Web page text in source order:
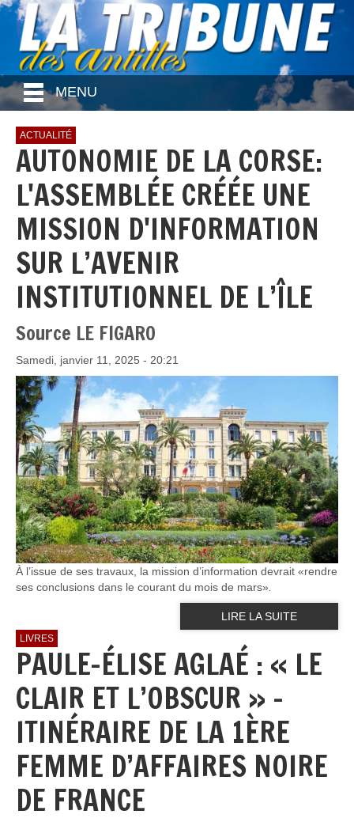
MENU
ACTUALITÉ
AUTONOMIE DE LA CORSE:
L'ASSEMBLÉE CRÉÉE UNE
MISSION D'INFORMATION
SUR L’AVENIR
INSTITUTIONNEL DE L’ÎLE
Source LE FIGARO
Samedi, janvier 11, 2025 - 20:21
À l’issue de ses travaux, la mission d’information devrait «rendre
ses conclusions dans le courant du mois de mars»
LIRE LA SUITE
LIVRES
PAULE-ÉLISE AGLAÉ : « LE
CLAIR ET L’OBSCUR » –
ITINÉRAIRE DE LA 1ÈRE
FEMME D’AFFAIRES NOIRE
DE FRANCE